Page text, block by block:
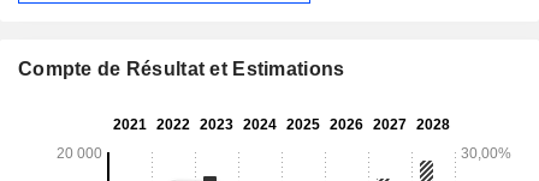
Compte de Résultat et Estimations